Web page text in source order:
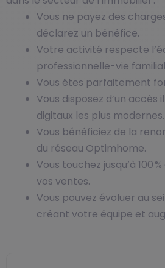
Vous ne payez des
déclarez un bénéfice.
Votre activité respecte
professionnelle-vie
Vous êtes parfaitement
Vous disposez d’un accès
digitaux les plus modernes.
Vous bénéficiez de la
du réseau Optimhome.
Vous touchez jusqu’à 100
vos ventes.
Vous pouvez évoluer au
créant votre équipe et